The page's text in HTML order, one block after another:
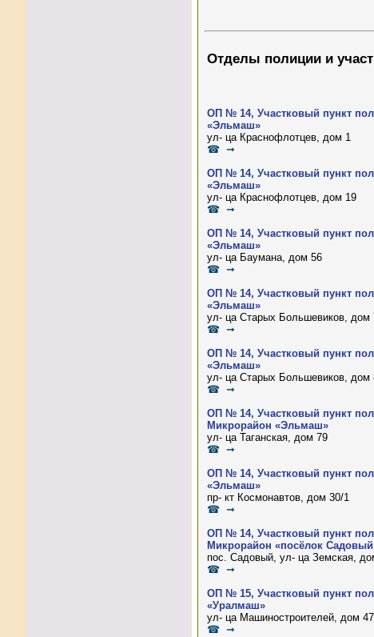
Отделы полиции и
ОП № 14, Участковый пункт
«Эльмаш»
ул- ца Краснофлотцев, дом 1
☎ ➞
ОП № 14, Участковый пункт
«Эльмаш»
ул- ца Краснофлотцев, дом 19
☎ ➞
ОП № 14, Участковый пункт
«Эльмаш»
ул- ца Баумана, дом 56
☎ ➞
ОП № 14, Участковый пункт
«Эльмаш»
ул- ца Старых Большевиков, дом
☎ ➞
ОП № 14, Участковый пункт
«Эльмаш»
ул- ца Старых Большевиков, дом
☎ ➞
ОП № 14, Участковый пункт
Микрорайон «Эльмаш»
ул- ца Таганская, дом 79
☎ ➞
ОП № 14, Участковый пункт
«Эльмаш»
пр- кт Космонавтов, дом 30/1
☎ ➞
ОП № 14, Участковый пункт
Микрорайон «посёлок
пос. Садовый, ул- ца Земская,
☎ ➞
ОП № 15, Участковый пункт
«Уралмаш»
ул- ца Машиностроителей, дом 47
☎ ➞